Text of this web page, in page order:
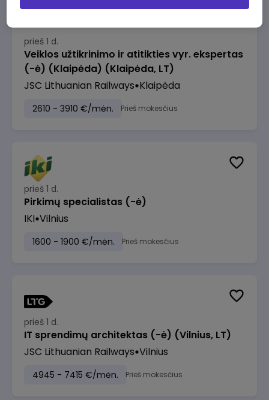
prieš 1 d.
Veiklos užtikrinimo ir atitikties vyr. ekspertas
(-ė) (Klaipėda) (Klaipėda, LT)
JSC Lithuanian Railways Klaipėda
2610 - 3910 €/mėn. Prieš mokesčius
prieš 1 d.
Pirkimų specialistas (-ė)
IKI Vilnius
1600 - 1900 €/mėn. Prieš mokesčius
prieš 1 d.
IT sprendimų architektas (-ė) (Vilnius, LT)
JSC Lithuanian Railways Vilnius
4945 - 7415 €/mėn. Prieš mokesčius